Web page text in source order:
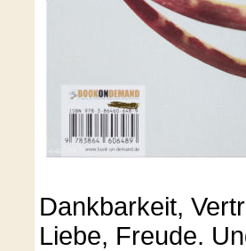
Dankbarkeit,
Liebe, Freude.